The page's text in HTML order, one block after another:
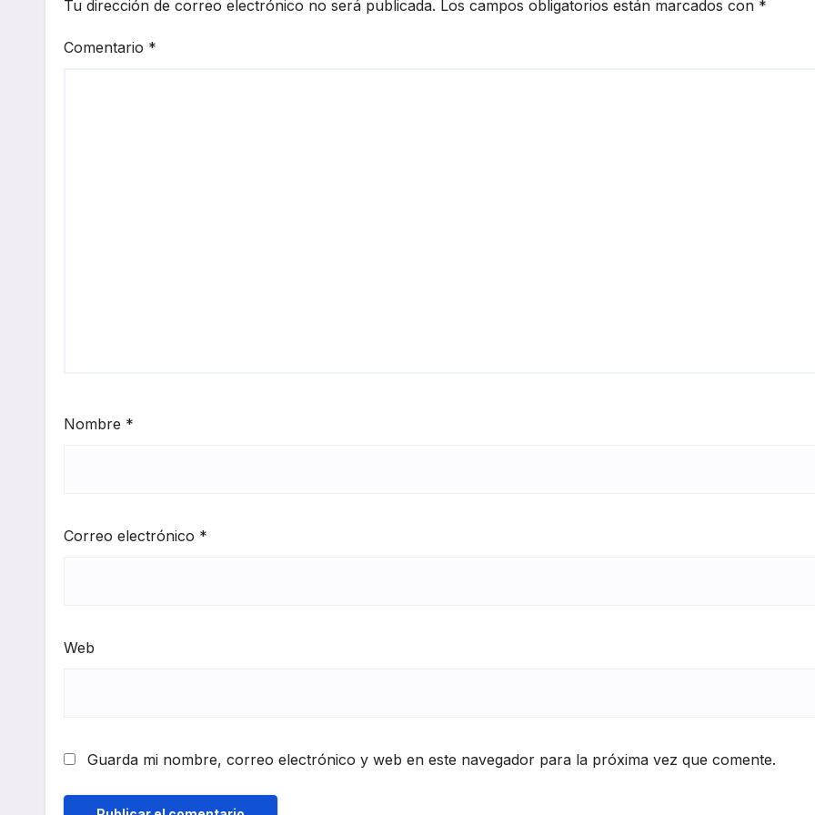
Tu dirección de correo electrónico no será publicada. Los campos obligatorios están marcados con *
Comentario *
Nombre *
Correo electrónico *
Web
Guarda mi nombre, correo electrónico y web en este navegador para la próxima vez que comente.